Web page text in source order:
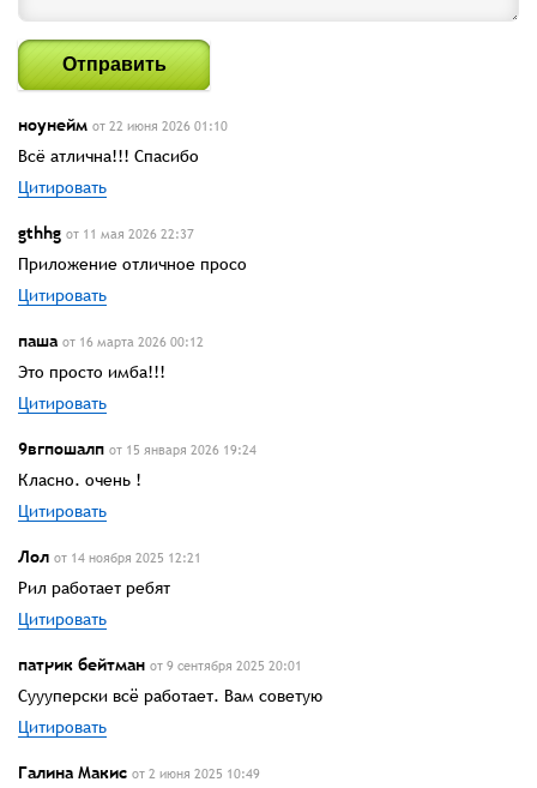
Отправить
ноунейм от 22 июня 2026 01:10
Всё атлична!!! Спасибо
Цитировать
gthhg от 11 мая 2026 22:37
Приложение отличное просо
Цитировать
паша от 16 марта 2026 00:12
Это просто имба!!!
Цитировать
9вгпошалп от 15 января 2026 19:24
Класно. очень !
Цитировать
Лол от 14 ноября 2025 12:21
Рил работает ребят
Цитировать
патрик бейтман от 9 сентября 2025 20:01
Суууперски всë работает. Вам советую
Цитировать
Галина Макис от 2 июня 2025 10:49